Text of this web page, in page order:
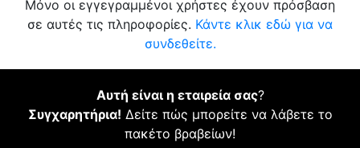
Μόνο οι εγγεγραμμένοι χρήστες έχουν πρόσβαση
σε αυτές τις πληροφορίες. Κάντε κλικ εδώ για να
συνδεθείτε.
Αυτή είναι η εταιρεία σας?
Συγχαρητήρια! Δείτε πώς μπορείτε να λάβετε το
πακέτο βραβείων!